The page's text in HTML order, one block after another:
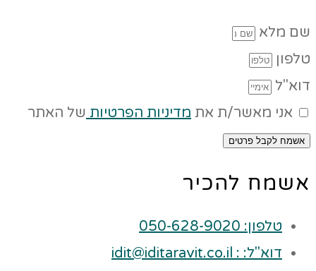
שם מלא
טלפון
דוא"ל
אני מאשר/ת את מדיניות הפרטיות של האתר
אשמח לקבל פרטים
אשמח להכיר
טלפון: 050-628-9020
דוא"ל: : idit@iditaravit.co.il